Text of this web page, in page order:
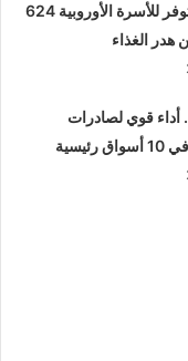
الأطعمة المجمدة توفر للأسرة الأوروبية 624
هدر الغذاء
تقفز 94%.. أداء قوي لصادرات